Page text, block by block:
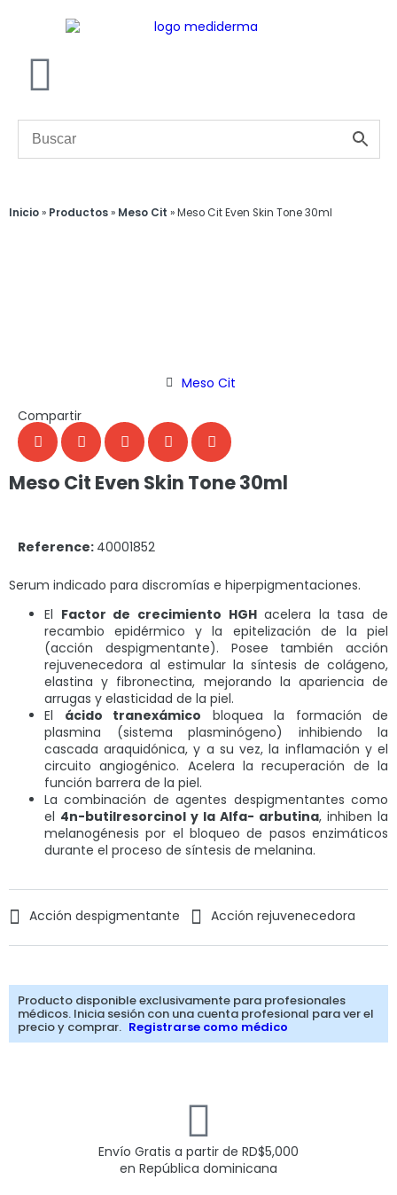
Inicio» Productos» Meso Cit »Meso Cit Even Skin Tone 30ml
Meso Cit
Compartir
Meso Cit Even Skin Tone 30ml
Reference: 40001852
Serum indicado para discromías e hiperpigmentaciones.
El Factor de crecimiento HGHacelera la tasa de
recambio epidérmico y la epitelización de la piel
(acción despigmentante). Posee también acción
rejuvenecedora al estimular la síntesis de colágeno,
elastina y fibronectina, mejorando la apariencia de
arrugas y elasticidad de la piel.
El ácido tranexámico bloquea la formación de
plasmina (sistema plasminógeno) inhibiendo la
cascada araquidónica, y a su vez, la inflamación y el
circuito angiogénico. Acelera la recuperación de la
función barrera de la piel.
La combinación de agentes despigmentantes como
el 4n-butilresorcinol y la Alfa- arbutina, inhiben la
melanogénesis por el bloqueo de pasos enzimáticos
durante el proceso de síntesis de melanina.
Acción despigmentante Acción rejuvenecedora
Producto disponible exclusivamente para profesionales
médicos. Inicia sesión con una cuenta profesional para ver el
precio y comprar. Registrarse como médico
Envío Gratis a partir de RD$5,000
en República dominicana